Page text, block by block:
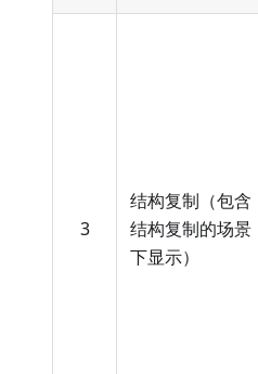
3
结构复制（包含
结构复制的场景
下显示）